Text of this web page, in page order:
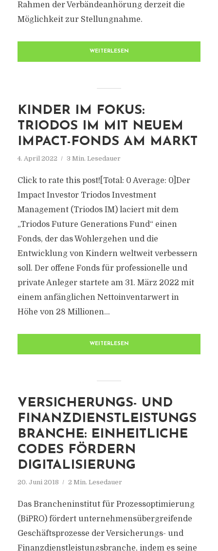
Rahmen der Verbändeanhörung derzeit die
Möglichkeit zur Stellungnahme.
WEITERLESEN
KINDER IM FOKUS:
TRIODOS IM MIT NEUEM
IMPACT-FONDS AM MARKT
4. April 2022 3 Min. Lesedauer
Click to rate this post![Total: 0 Average: 0]Der
Impact Investor Triodos Investment
Management (Triodos IM) laciert mit dem
„Triodos Future Generations Fund“ einen
Fonds, der das Wohlergehen und die
Entwicklung von Kindern weltweit verbessern
soll. Der offene Fonds für professionelle und
private Anleger startete am 31. März 2022 mit
einem anfänglichen Nettoinventarwert in
Höhe von 28 Millionen...
WEITERLESEN
VERSICHERUNGS- UND
FINANZDIENSTLEISTUNGS
BRANCHE: EINHEITLICHE
CODES FÖRDERN
DIGITALISIERUNG
20. Juni 2018 2 Min. Lesedauer
Das Brancheninstitut für Prozessoptimierung
(BiPRO) fördert unternehmensübergreifende
Geschäftsprozesse der Versicherungs- und
Finanzdienstleistungsbranche, indem es seine